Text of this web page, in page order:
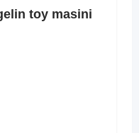
toy masini